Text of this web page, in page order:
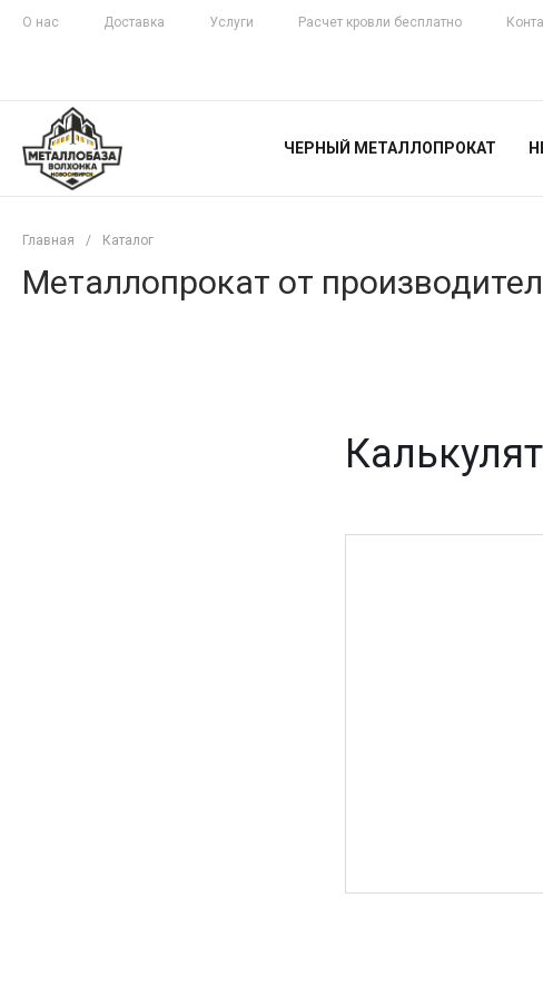
О нас Доставка Услуги Расчет кровли бесплатно
ЧЕРНЫЙ МЕТАЛЛОПРОКАТ
Главная / Каталог
Металлопрокат от